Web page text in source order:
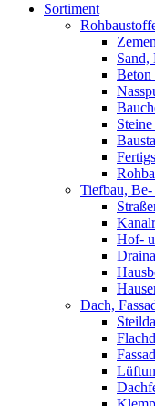
Sortiment
Sand,
Tiefbau,
Hof-
Dach,